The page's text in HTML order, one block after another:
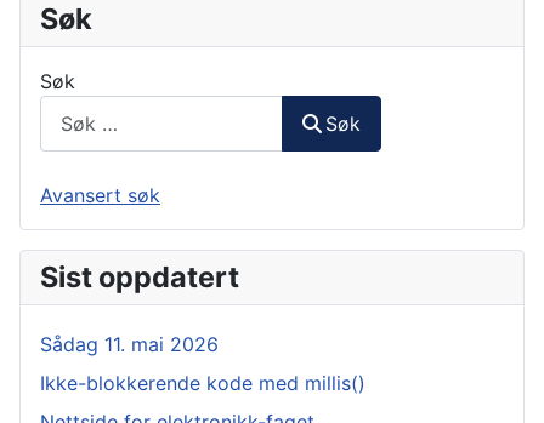
Søk
Søk
Søk
Avansert søk
Sist oppdatert
Sådag 11. mai 2026
Ikke-blokkerende kode med millis()